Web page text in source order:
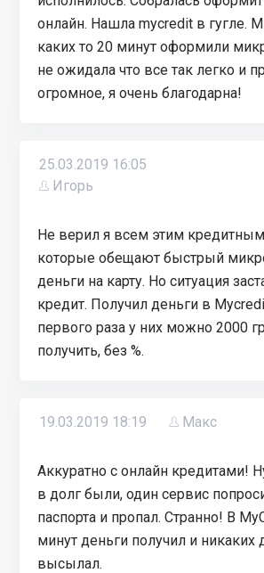
онлайн. Нашла mycredit в гугле.
каких то 20 минут оформили
не ожидала что все так легко и
огромное, я очень благодарна!
25.03.2019 16:05
Игорь
Не верил я всем этим
которые обещают быстрый
деньги на карту. Но ситуация
кредит. Получил деньги в
первого раза у них можно 2000
получить, без %.
19.03.2019 18:19 Макс
Аккуратно с онлайн кредитами!
в долг были, один сервис
паспорта и пропал. Странно! В
минут деньги получил и никаких
высылал.